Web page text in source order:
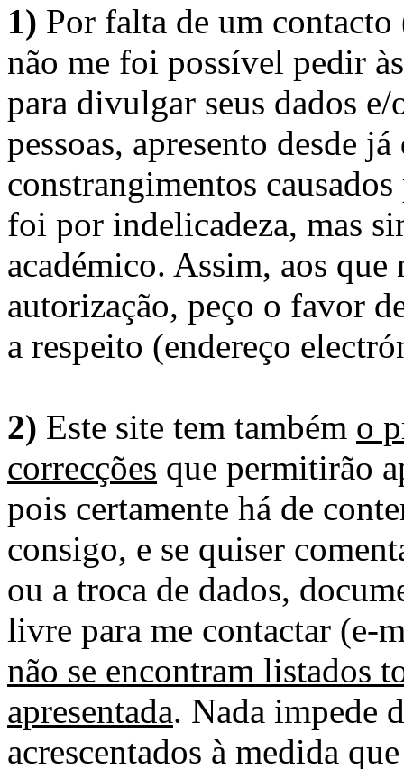
1) Por falta de um
não me foi possível pedir
para divulgar seus dados
pessoas, apresento desde
constrangimentos
foi por indelicadeza, mas
académico. Assim, aos
autorização, peço o favor
a respeito (endereço
2) Este site tem também o
correcções que permitirão
pois certamente há de
consigo, e se quiser
ou a troca de dados,
livre para me contactar (e-
não se encontram listados
apresentada. Nada impede
acrescentados à medida